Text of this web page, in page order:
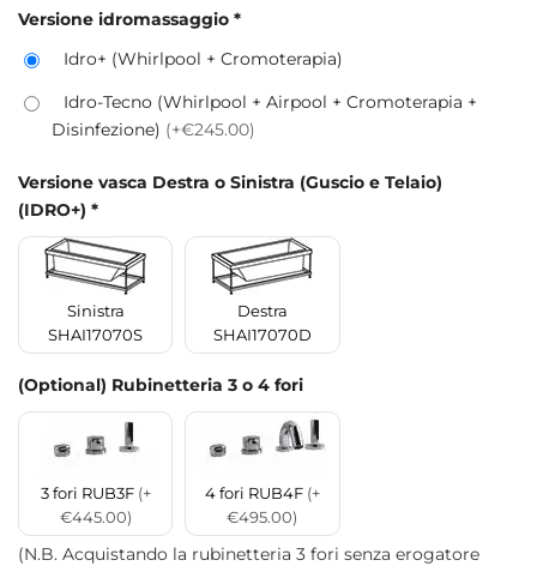
Versione idromassaggio *
Idro+ (Whirlpool + Cromoterapia)
Idro-Tecno (Whirlpool + Airpool + Cromoterapia +
Disinfezione) (+€245.00)
Versione vasca Destra o Sinistra (Guscio e Telaio)
(IDRO+) *
Sinistra
SHAI17070S
Destra
SHAI17070D
(Optional) Rubinetteria 3 o 4 fori
3 fori RUB3F (+
€445.00)
4 fori RUB4F (+
€495.00)
(N.B. Acquistando la rubinetteria 3 fori senza erogatore